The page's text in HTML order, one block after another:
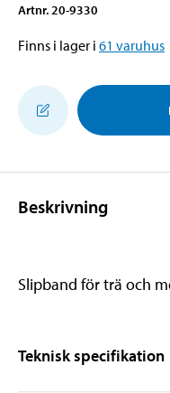
Artnr. 20-9330
Finns i lager i 61 varuhus
Beskrivning
Slipband för trä och
Teknisk specifikation